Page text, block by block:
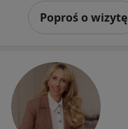
Poproś o wizytę